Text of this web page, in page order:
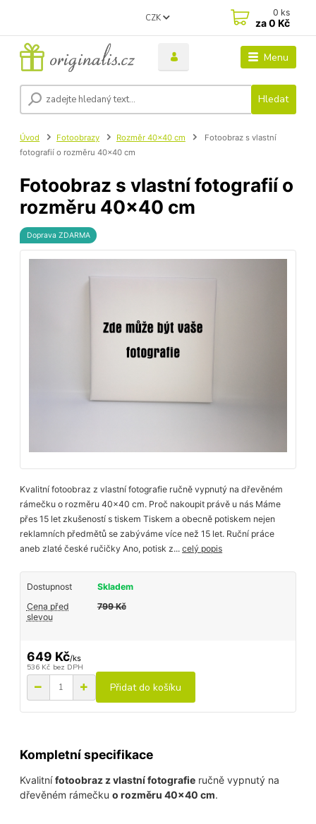
Menu
CZK
Hledat
0 ks
za0 Kč
Úvod Fotoobrazy Rozměr 40x40 cm
Fotoobraz s vlastní
fotografií o rozměru 40x40 cm
Fotoobraz s vlastní fotografií o
rozměru 40x40 cm
Doprava ZDARMA
Kvalitní fotoobraz z vlastní fotografie ručně vypnutý na dřevěném
rámečku o rozměru 40x40 cm. Proč nakoupit právě u nás Máme
přes 15 let zkušeností s tiskem Tiskem a obecně potiskem nejen
reklamních předmětů se zabýváme více než 15 let. Ruční práce
aneb zlaté české ručičky Ano, potisk z...celý popis
Dostupnost
Skladem
Cena před
slevou
799 Kč
649 Kč/ks
536 Kč bez DPH
Přidat do košíku
Kompletní specifikace
Kvalitnífotoobraz z vlastní fotografie ručně vypnutý na
dřevěném rámečkuo rozměru 40x40 cm.